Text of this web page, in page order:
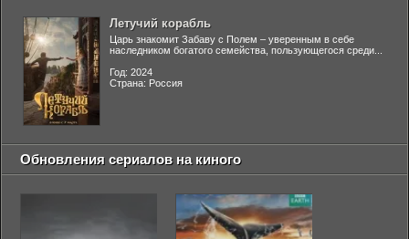
Летучий корабль
Царь знакомит Забаву с Полем – уверенным в себе
наследником богатого семейства, пользующегося среди...
Год: 2024
Страна: Россия
Обновления сериалов на киного